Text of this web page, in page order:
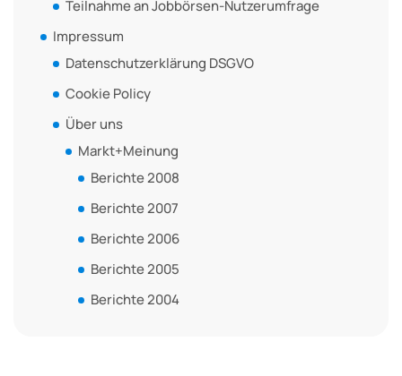
Teilnahme an Jobbörsen-Nutzerumfrage
Impressum
Datenschutzerklärung DSGVO
Cookie Policy
Über uns
Markt+Meinung
Berichte 2008
Berichte 2007
Berichte 2006
Berichte 2005
Berichte 2004